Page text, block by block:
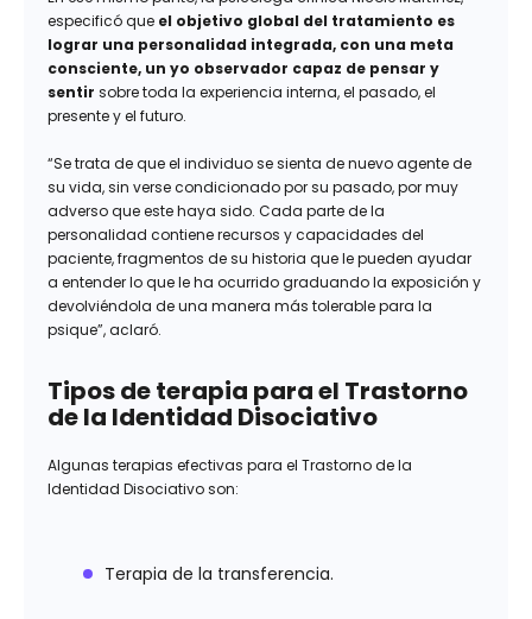
especificó que el objetivo global del tratamiento es
lograr una personalidad integrada, con una meta
consciente, un yo observador capaz de pensar y
sentir sobre toda la experiencia interna, el pasado, el
presente y el futuro.
“Se trata de que el individuo se sienta de nuevo agente de
su vida, sin verse condicionado por su pasado, por muy
adverso que este haya sido. Cada parte de la
personalidad contiene recursos y capacidades del
paciente, fragmentos de su historia que le pueden ayudar
a entender lo que le ha ocurrido graduando la exposición y
devolviéndola de una manera más tolerable para la
psique”, aclaró.
Tipos de terapia para el Trastorno
de la Identidad Disociativo
Algunas terapias efectivas para el Trastorno de la
Identidad Disociativo son:
Terapia de la transferencia.